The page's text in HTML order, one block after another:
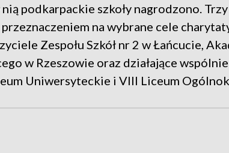
nią podkarpackie szkoły nagrodzono.
przeznaczeniem na wybrane cele
Zespołu Szkół nr 2 w Łańcucie,
w Rzeszowie oraz działające
Uniwersyteckie i VIII Liceum